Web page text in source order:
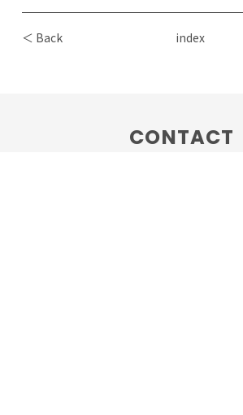
＜ Back index
CONTACT